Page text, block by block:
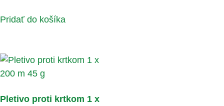
Pridať do košíka
Pletivo proti krtkom 1 x